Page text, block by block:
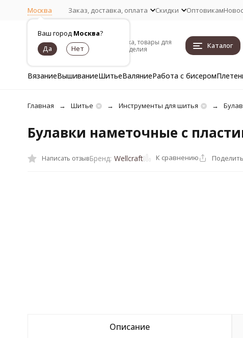
Москва
Ваш город Москва?
Заказ, доставка, оплата Скидки Оптовикам
Пряжа, товары для
рукоделия
Каталог
ВязаниеВышиваниеШитьеВаляниеРабота с бисером
Главная Шитье Инструменты для шитья
Булавки наметочные с
Написать отзывБренд: Wellcraft К сравнению
Описание